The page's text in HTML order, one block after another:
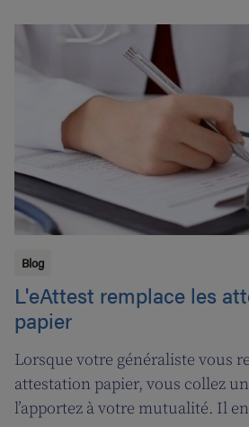
qu'elle établit un plan de soins
Maurice.
Blog
L'eAttest remplace les
papier
Lorsque votre généraliste vous
attestation papier, vous collez
l’apportez à votre mutualité. Il